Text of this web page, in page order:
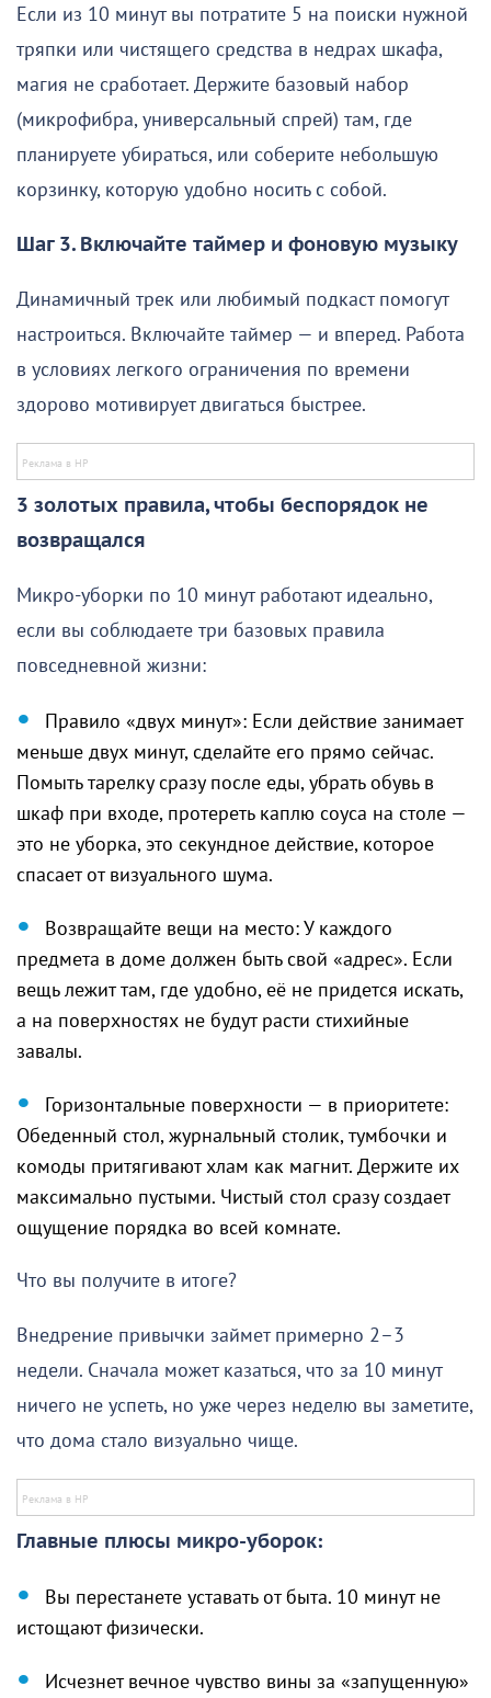
Если из 10 минут вы потратите 5 на поиски нужной
тряпки или чистящего средства в недрах шкафа,
магия не сработает. Держите базовый набор
(микрофибра, универсальный спрей) там, где
планируете убираться, или соберите небольшую
корзинку, которую удобно носить с собой.
Шаг 3. Включайте таймер и фоновую музыку
Динамичный трек или любимый подкаст помогут
настроиться. Включайте таймер — и вперед. Работа
в условиях легкого ограничения по времени
здорово мотивирует двигаться быстрее.
3 золотых правила, чтобы беспорядок не
возвращался
Микро-уборки по 10 минут работают идеально,
если вы соблюдаете три базовых правила
повседневной жизни:
Правило «двух минут»: Если действие занимает
меньше двух минут, сделайте его прямо сейчас.
Помыть тарелку сразу после еды, убрать обувь в
шкаф при входе, протереть каплю соуса на столе —
это не уборка, это секундное действие, которое
спасает от визуального шума.
Возвращайте вещи на место: У каждого
предмета в доме должен быть свой «адрес». Если
вещь лежит там, где удобно, её не придется искать,
а на поверхностях не будут расти стихийные
завалы.
Горизонтальные поверхности — в приоритете:
Обеденный стол, журнальный столик, тумбочки и
комоды притягивают хлам как магнит. Держите их
максимально пустыми. Чистый стол сразу создает
ощущение порядка во всей комнате.
Что вы получите в итоге?
Внедрение привычки займет примерно 2–3
недели. Сначала может казаться, что за 10 минут
ничего не успеть, но уже через неделю вы заметите,
что дома стало визуально чище.
Главные плюсы микро-уборок:
Вы перестанете уставать от быта. 10 минут не
истощают физически.
Исчезнет вечное чувство вины за «запущенную»